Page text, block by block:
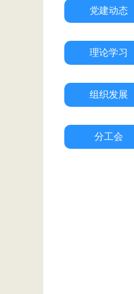
党建动态
理论学习
组织发展
分工会